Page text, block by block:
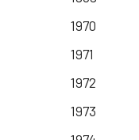
1970
1971
1972
1973